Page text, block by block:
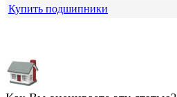
Купить подшипники